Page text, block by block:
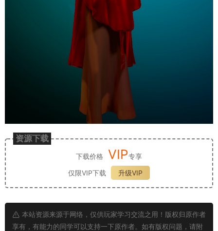
资源下载
下载价格 VIP专享
仅限VIP下载
升级VIP
本站资源来源于网络，仅供玩家学习交流之用！版权归原作者
享有，有能力的同学可以支持一下原作者。如有版权问题，请附